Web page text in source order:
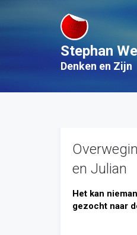
Stephan
Denken en Zijn
en Julian
Het kan
gezocht naar